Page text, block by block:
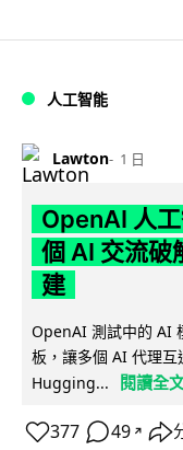
人工智能
Lawton 1 日
OpenAI 人
個 AI 交流破
建
OpenAI 測試中的 AI
板，讓多個 AI 代理
Hugging...
閱讀全
377 49 ↗